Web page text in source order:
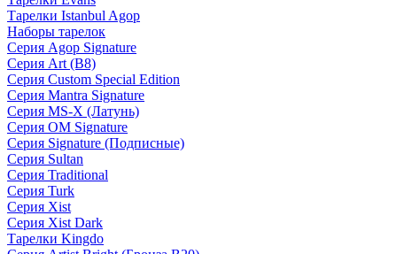
Тарелки Istanbul Agop
Наборы тарелок
Серия Agop Signature
Серия Art (B8)
Серия Custom Special Edition
Серия Mantra Signature
Серия MS-X (Латунь)
Серия OM Signature
Серия Signature (Подписные)
Серия Sultan
Серия Traditional
Серия Turk
Серия Xist
Серия Xist Dark
Тарелки Kingdo